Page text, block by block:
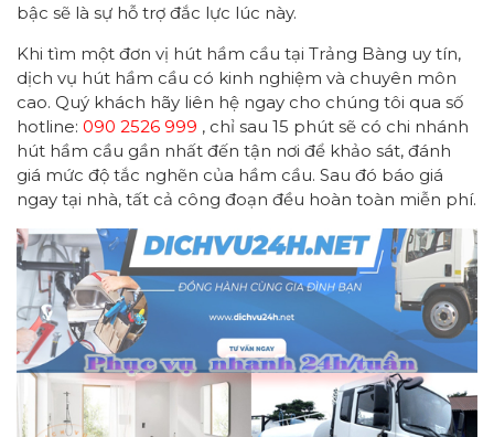
bậc sẽ là sự hỗ trợ đắc lực lúc này.
Khi tìm một đơn vị hút hầm cầu tại Trảng Bàng uy tín,
dịch vụ hút hầm cầu có kinh nghiệm và chuyên môn
cao. Quý khách hãy liên hệ ngay cho chúng tôi qua số
hotline: 090 2526 999 , chỉ sau 15 phút sẽ có chi nhánh
hút hầm cầu gần nhất đến tận nơi để khảo sát, đánh
giá mức độ tắc nghẽn của hầm cầu. Sau đó báo giá
ngay tại nhà, tất cả công đoạn đều hoàn toàn miễn phí.